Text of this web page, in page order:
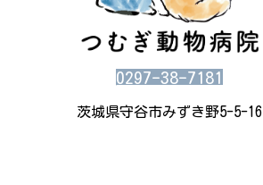
0297-38-7181
茨城県守谷市みずき野5-5-16